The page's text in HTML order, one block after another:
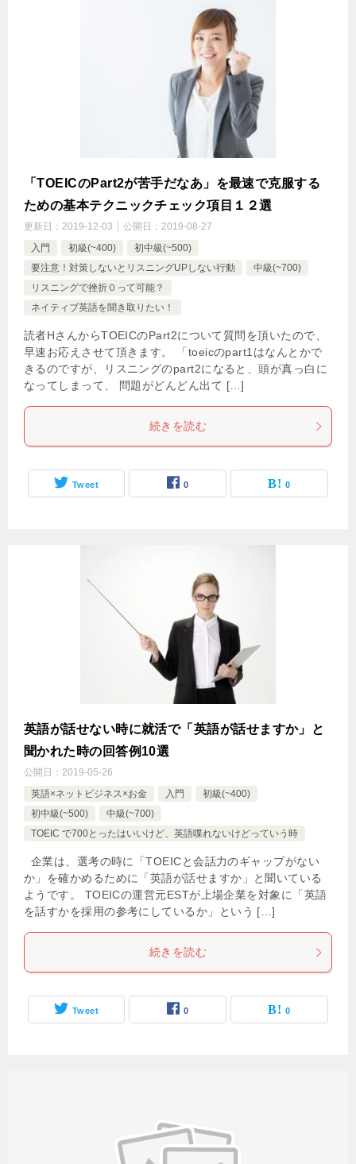
「TOEICのPart2が苦手だなあ」を最速で克服する
ための基本テクニックチェック項目１２選
更新日： 2019-12-03 公開日： 2019-08-27
入門
初級(~400)
初中級(~500)
要注意！対策しないとリスニングUPしない行動
中級(~700)
リスニングで挫折０って可能？
ネイティブ英語を聞き取りたい！
読者HさんからTOEICのPart2について質問を頂いたので、
早速お応えさせて頂きます。 「toeicのpart1はなんとかで
きるのですが、リスニングのpart2になると、頭が真っ白に
なってしまって、 問題がどんどん出て […]
続きを読む
Tweet 0 0
英語が話せない時に就活で「英語が話せますか」と
聞かれた時の回答例10選
公開日： 2019-05-26
英語×ネットビジネス×お金
入門
初級(~400)
初中級(~500)
中級(~700)
TOEIC で700とったはいいけど、英語喋れないけどっていう時
企業は、選考の時に「TOEICと会話力のギャップがない
か」を確かめるために「英語が話せますか」と聞いている
ようです。 TOEICの運営元ESTが上場企業を対象に「英語
を話すかを採用の参考にしているか」という […]
続きを読む
Tweet 0 0